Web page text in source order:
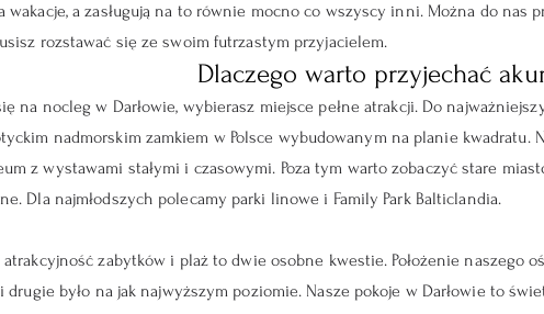
wakacje, a zasługują na to równie mocno co wszyscy inni. Można do
rozstawać się ze swoim futrzastym przyjacielem.
Dlaczego warto przyjechać
na nocleg w Darłowie, wybierasz miejsce pełne atrakcji. Do
nadmorskim zamkiem w Polsce wybudowanym na planie kwadratu.
z wystawami stałymi i czasowymi. Poza tym warto zobaczyć stare
Dla najmłodszych polecamy parki linowe i Family Park Balticlandia.
zabytków i plaż to dwie osobne kwestie. Położenie naszego
drugie było na jak najwyższym poziomie. Nasze pokoje w Darłowie to